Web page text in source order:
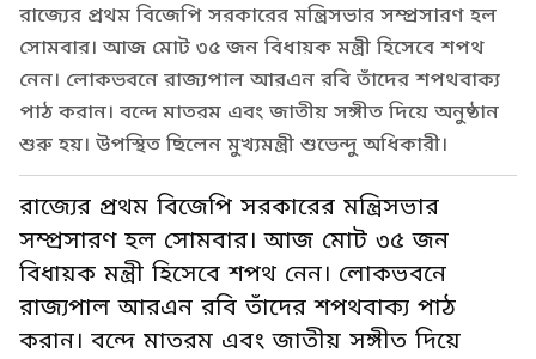
রাজ্যের প্রথম বিজেপি সরকারের মন্ত্রিসভার সম্প্রসারণ হল
সোমবার। আজ মোট ৩৫ জন বিধায়ক মন্ত্রী হিসেবে শপথ
নেন। লোকভবনে রাজ্যপাল আরএন রবি তাঁদের শপথবাক্য
পাঠ করান। বন্দে মাতরম এবং জাতীয় সঙ্গীত দিয়ে অনুষ্ঠান
শুরু হয়। উপস্থিত ছিলেন মুখ্যমন্ত্রী শুভেন্দু অধিকারী।
রাজ্যের প্রথম বিজেপি সরকারের মন্ত্রিসভার
সম্প্রসারণ হল সোমবার। আজ মোট ৩৫ জন
বিধায়ক মন্ত্রী হিসেবে শপথ নেন। লোকভবনে
রাজ্যপাল আরএন রবি তাঁদের শপথবাক্য পাঠ
করান। বন্দে মাতরম এবং জাতীয় সঙ্গীত দিয়ে